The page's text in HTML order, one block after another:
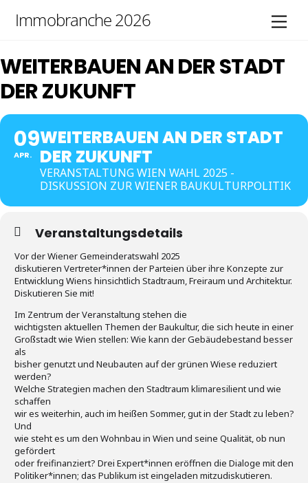
Immobranche 2026
WEITERBAUEN AN DER STADT
DER ZUKUNFT
09
APR.
WEITERBAUEN AN DER STADT
DER ZUKUNFT
VERANSTALTUNG WIEN WAHL 2025 -
DISKUSSION ZUR WIENER BAUKULTURPOLITIK
Veranstaltungsdetails
Vor der Wiener Gemeinderatswahl 2025
diskutieren Vertreter*innen der Parteien über ihre Konzepte zur
Entwicklung Wiens hinsichtlich Stadtraum, Freiraum und Architektur.
Diskutieren Sie mit!
Im Zentrum der Veranstaltung stehen die
wichtigsten aktuellen Themen der Baukultur, die sich heute in einer
Großstadt wie Wien stellen: Wie kann der Gebäudebestand besser
als
bisher genutzt und Neubauten auf der grünen Wiese reduziert
werden?
Welche Strategien machen den Stadtraum klimaresilient und wie
schaffen
wir es weiterhin, auch im heißen Sommer, gut in der Stadt zu leben?
Und
wie steht es um den Wohnbau in Wien und seine Qualität, ob nun
gefördert
oder freifinanziert? Drei Expert*innen eröffnen die Dialoge mit den
Politiker*innen; das Publikum ist eingeladen mitzudiskutieren.